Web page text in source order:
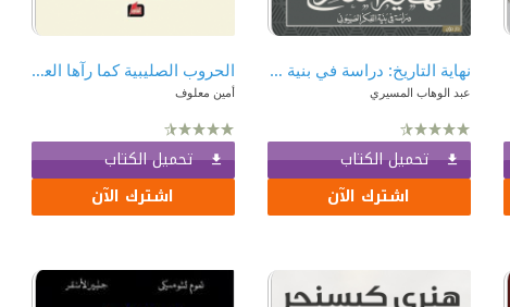
نهاية التاريخ: دراسة في بنية التفكير الصهيوني
عبد الوهاب المسيري
تحميل الكتاب
اشترك الآن
الحروب الصليبية كما رآها العرب
أمين معلوف
تحميل الكتاب
اشترك الآن